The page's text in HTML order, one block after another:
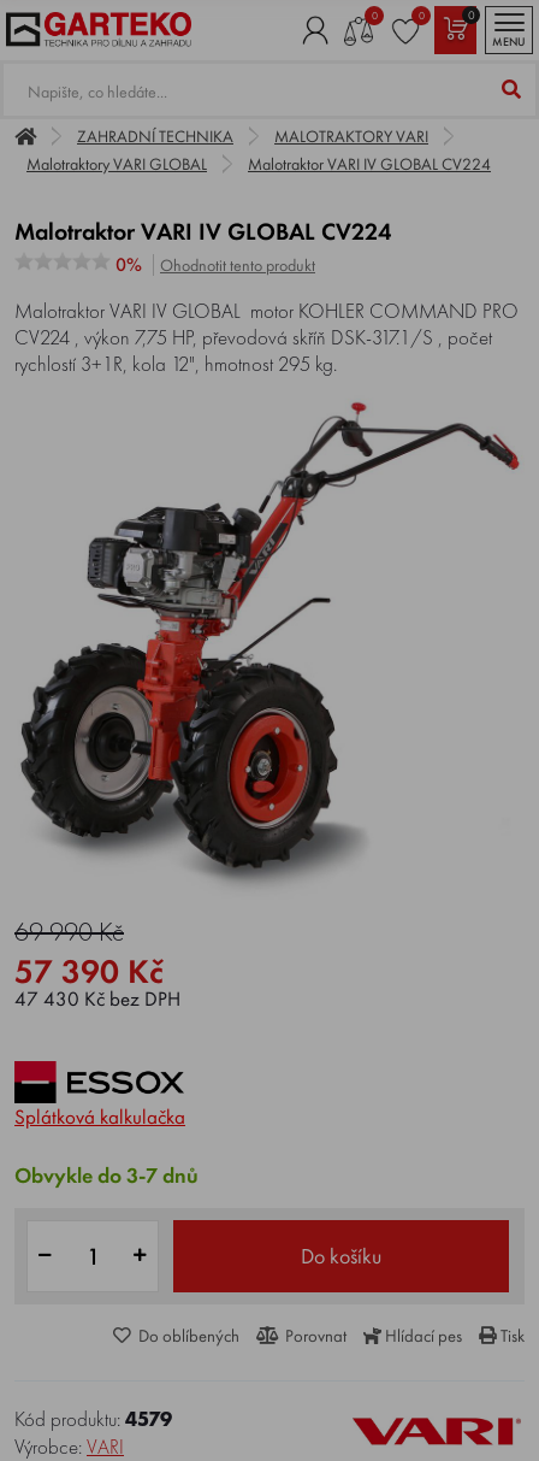
0 0
0
MENU
ZAHRADNÍ TECHNIKA
MALOTRAKTORY VARI
Malotraktory VARI GLOBAL
Malotraktor VARI IV GLOBAL CV224
Malotraktor VARI IV GLOBAL CV224
0% Ohodnotit tento produkt
Malotraktor VARI IV GLOBAL motor KOHLER COMMAND PRO
CV224 , výkon 7,75 HP, převodová skříň DSK-317.1/S , počet
rychlostí 3+1R, kola 12", hmotnost 295 kg.
69 990 Kč
57 390 Kč
47 430 Kč bez DPH
Splátková kalkulačka
Obvykle do 3-7 dnů
Do košíku
Do oblíbených Porovnat Hlídací pes Tisk
Kód produktu:4579
Výrobce:VARI